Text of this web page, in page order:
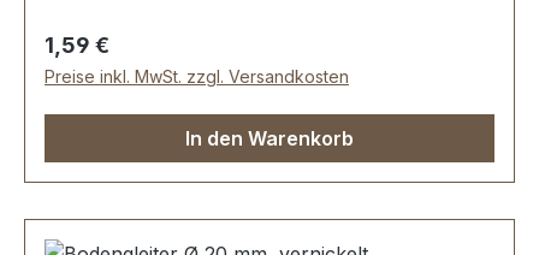
Regulärer Preis:
1,59 €
Preise inkl. MwSt. zzgl. Versandkosten
In den Warenkorb